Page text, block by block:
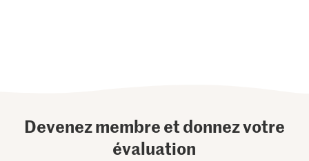
Devenez membre et donnez votre
évaluation